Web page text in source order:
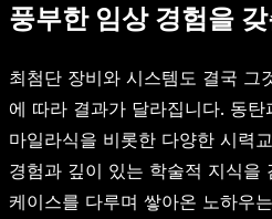
풍부한 임상 경험을
최첨단 장비와 시스템도 결국 그
에 따라 결과가 달라집니다. 동
마일라식을 비롯한 다양한 시력
경험과 깊이 있는 학술적 지식을
케이스를 다루며 쌓아온 노하우